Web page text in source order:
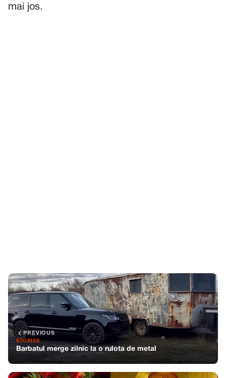
mai jos.
PREVIOUS
STORIES
Barbatul merge zilnic la o rulota de metal